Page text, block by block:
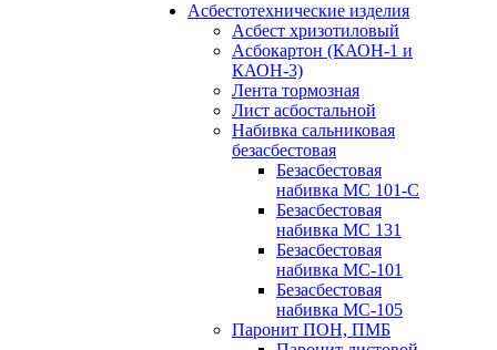
Асбестотехнические изделия
Асбест хризотиловый
Асбокартон (КАОН-1 и
КАОН-3)
Лента тормозная
Лист асбостальной
Набивка сальниковая
безасбестовая
Безасбестовая
набивка МС 101-С
Безасбестовая
набивка МС 131
Безасбестовая
набивка МС-101
Безасбестовая
набивка МС-105
Паронит ПОН, ПМБ